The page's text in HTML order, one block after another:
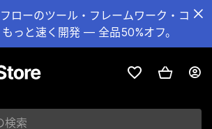
ローのツール・フレームワーク・コ
っと速く開発 — 全品50%オフ。